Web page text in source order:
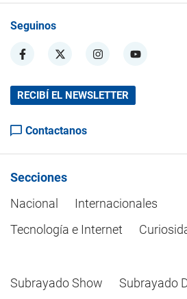
Seguinos
RECIBÍ EL NEWSLETTER
Contactanos
Secciones
Nacional
Internacionales
Tecnología e Internet
Subrayado Show Subrayado